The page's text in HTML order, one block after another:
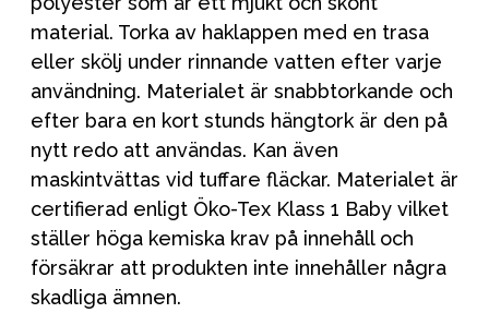
material. Torka av haklappen med en trasa
eller skölj under rinnande vatten efter varje
användning. Materialet är snabbtorkande och
efter bara en kort stunds hängtork är den på
nytt redo att användas. Kan även
maskintvättas vid tuffare fläckar. Materialet är
certifierad enligt Öko-Tex Klass 1 Baby vilket
ställer höga kemiska krav på innehåll och
försäkrar att produkten inte innehåller några
skadliga ämnen.